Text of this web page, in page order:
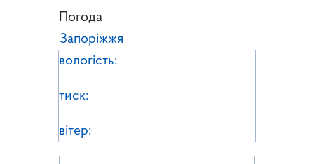
Погода
Запоріжжя
вологість:
тиск:
вітер: